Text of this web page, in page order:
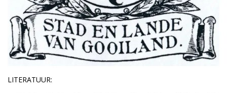
LITERATUUR: